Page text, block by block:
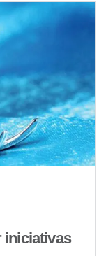
iniciativas